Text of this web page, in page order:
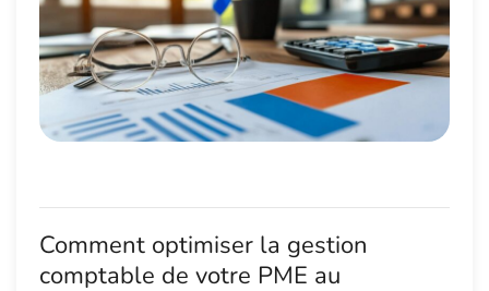
Comment optimiser la gestion
comptable de votre PME au